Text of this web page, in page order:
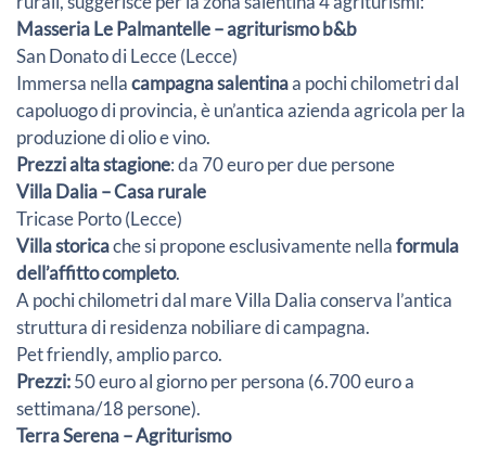
Masseria Le Palmantelle – agriturismo b&b
San Donato di Lecce (Lecce)
Immersa nellacampagna salentinaa pochi chilometri dal
capoluogo di provincia, è un’antica azienda agricola per la
produzione di olio e vino.
Prezzi alta stagione: da 70 euro per due persone
Villa Dalia– Casa rurale
Tricase Porto (Lecce)
Villa storicache si propone esclusivamente nellaformula
dell’affitto completo.
A pochi chilometri dal mare Villa Dalia conserva l’antica
struttura di residenza nobiliare di campagna.
Pet friendly, amplio parco.
Prezzi:50 euro al giorno per persona (6.700 euro a
settimana/18 persone).
Terra Serena – Agriturismo